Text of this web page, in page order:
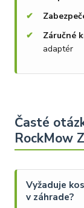
Záručné
adaptér
Časté
RockMow
Vyžaduje
v záhrade?